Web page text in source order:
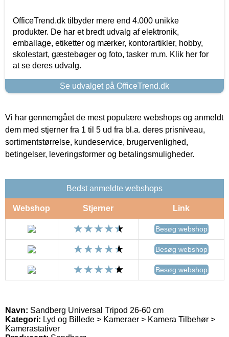
OfficeTrend.dk tilbyder mere end 4.000 unikke
produkter. De har et bredt udvalg af elektronik,
emballage, etiketter og mærker, kontorartikler, hobby,
skolestart, gæstebøger og foto, tasker m.m. Klik her for
at se deres udvalg.
Se udvalget på OfficeTrend.dk
Vi har gennemgået de mest populære webshops og anmeldt
dem med stjerner fra 1 til 5 ud fra bl.a. deres prisniveau,
sortimentstørrelse, kundeservice, brugervenlighed,
betingelser, leveringsformer og betalingsmuligheder.
Bedst anmeldte webshops
Webshop Stjerner Link
Besøg webshop
Besøg webshop
Besøg webshop
Navn: Sandberg Universal Tripod 26-60 cm
Kategori: Lyd og Billede > Kameraer > Kamera Tilbehør >
Kamerastativer